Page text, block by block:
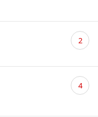
댓
글 2
댓
글 4